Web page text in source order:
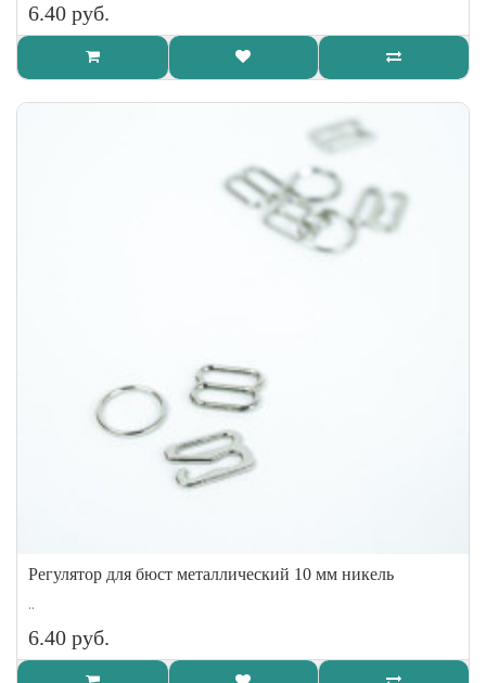
6.40 руб.
Регулятор для бюст металлический 10 мм никель
..
6.40 руб.